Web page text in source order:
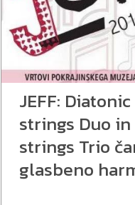
JEFF: Diatonic
strings Duo
strings Trio
glasbeno